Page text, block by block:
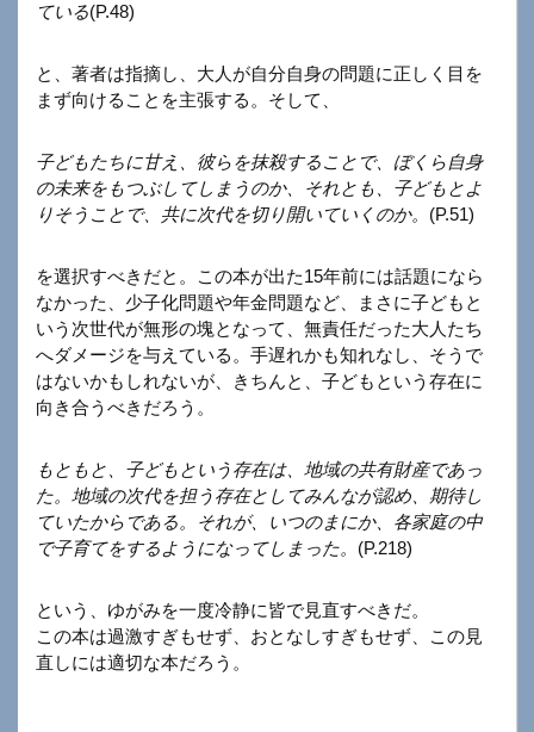
ている(P.48)
と、著者は指摘し、大人が自分自身の問題に正しく目を
まず向けることを主張する。そして、
子どもたちに甘え、彼らを抹殺することで、ぼくら自身
の未来をもつぶしてしまうのか、それとも、子どもとよ
りそうことで、共に次代を切り開いていくのか。 (P.51)
を選択すべきだと。この本が出た15年前には話題になら
なかった、少子化問題や年金問題など、まさに子どもと
いう次世代が無形の塊となって、無責任だった大人たち
へダメージを与えている。手遅れかも知れなし、そうで
はないかもしれないが、きちんと、子どもという存在に
向き合うべきだろう。
もともと、子どもという存在は、地域の共有財産であっ
た。地域の次代を担う存在としてみんなが認め、期待し
ていたからである。それが、いつのまにか、各家庭の中
で子育てをするようになってしまった。 (P.218)
という、ゆがみを一度冷静に皆で見直すべきだ。
この本は過激すぎもせず、おとなしすぎもせず、この見
直しには適切な本だろう。